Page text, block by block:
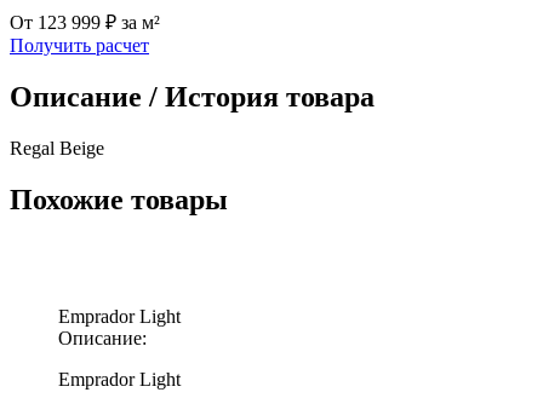
От 123 999 ₽ за м²
Получить расчет
Описание / История товара
Regal Beige
Похожие товары
Emprador Light
Описание:
Emprador Light